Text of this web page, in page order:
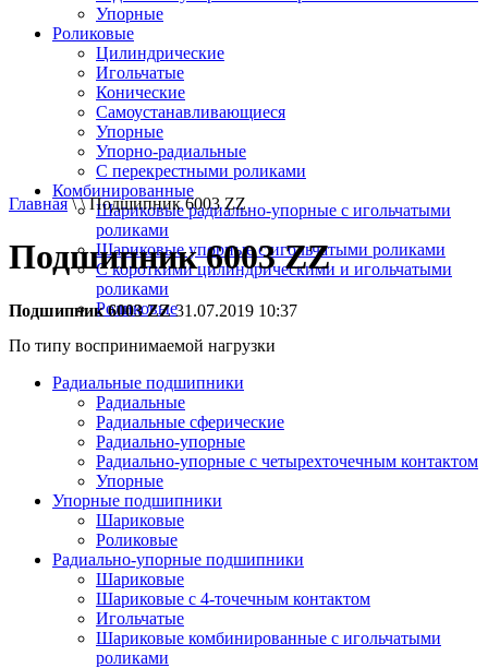
Упорные
Роликовые
Цилиндрические
Игольчатые
Конические
Самоустанавливающиеся
Упорные
Упорно-радиальные
C перекрестными роликами
Комбинированные
Шариковые радиально-упорные с игольчатыми
роликами
Шариковые упорные с игольчатыми роликами
С короткими цилиндрическими и игольчатыми
роликами
Роликовые
По типу воспринимаемой нагрузки
Радиальные подшипники
Радиальные
Радиальные сферические
Радиально-упорные
Радиально-упорные с четырехточечным контактом
Упорные
Упорные подшипники
Шариковые
Роликовые
Радиально-упорные подшипники
Шариковые
Шариковые с 4-точечным контактом
Игольчатые
Шариковые комбинированные с игольчатыми
роликами
Главная\ \ Подшипник 6003 ZZ
Подшипник 6003 ZZ
Подшипник 6003 ZZ31.07.2019 10:37